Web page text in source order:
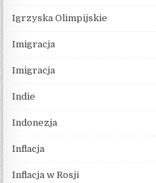
Igrzyska Olimpijskie
Imigracja
Imigracja
Indie
Indonezja
Inflacja
Inflacja w Rosji